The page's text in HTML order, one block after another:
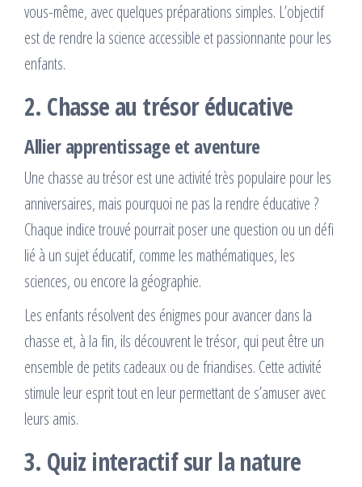
vous-même, avec quelques préparations simples. L’objectif
est de rendre la science accessible et passionnante pour les
enfants.
2. Chasse au trésor éducative
Allier apprentissage et aventure
Une chasse au trésor est une activité très populaire pour les
anniversaires, mais pourquoi ne pas la rendre éducative ?
Chaque indice trouvé pourrait poser une question ou un défi
lié à un sujet éducatif, comme les mathématiques, les
sciences, ou encore la géographie.
Les enfants résolvent des énigmes pour avancer dans la
chasse et, à la fin, ils découvrent le trésor, qui peut être un
ensemble de petits cadeaux ou de friandises. Cette activité
stimule leur esprit tout en leur permettant de s’amuser avec
leurs amis.
3. Quiz interactif sur la nature